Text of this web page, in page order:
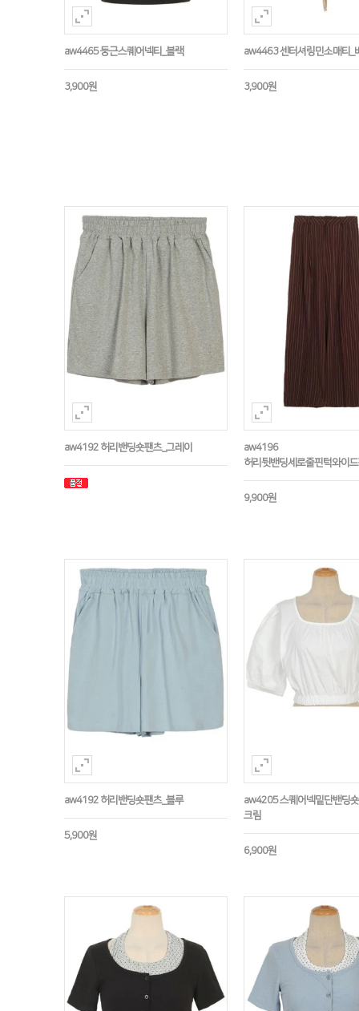
aw4465 둥근스퀘어넥티_블랙
3,900원
aw4463 센터셔링민소매티_
3,900원
aw4192 허리밴딩숏팬츠_그레이
aw4196
허리뒷밴딩세로줄핀턱와이
9,900원
aw4192 허리밴딩숏팬츠_블루
5,900원
aw4205 스퀘어넥밑단밴딩
크림
6,900원